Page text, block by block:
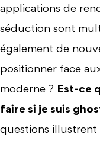
applications de
séduction sont
également de
positionner face
moderne ? Est-ce
faire si je suis
questions illustrent